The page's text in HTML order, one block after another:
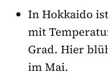
In Hokkaido
mit
Grad. Hier
im Mai.